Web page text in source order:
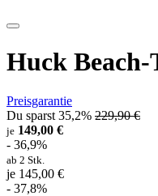
Huck
Preisgarantie
Du sparst 35,2% 229,90 €
je 149,00 €
- 36,9%
ab 2 Stk.
je 145,00 €
- 37,8%